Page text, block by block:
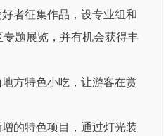
者征集作品，设专业组和
题展览，并有机会获得丰
方特色小吃，让游客在赏
的特色项目，通过灯光装